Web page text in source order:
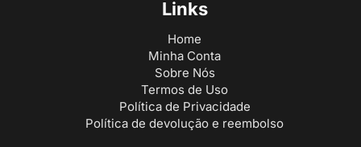
Links
Home
Minha Conta
Sobre Nós
Termos de Uso
Política de Privacidade
Política de devolução e reembolso